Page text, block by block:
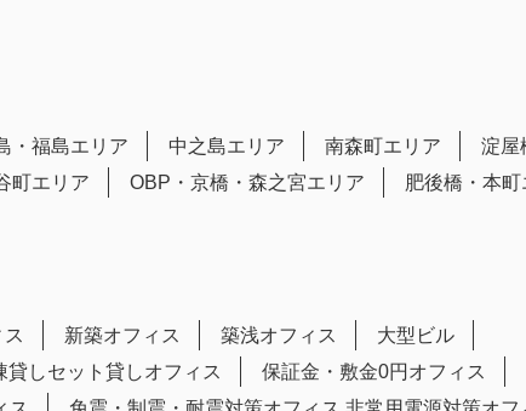
・福島エリア 中之島エリア 南森町エリア
淀屋
町エリア OBP・京橋・森之宮エリア 肥後橋・本町
新築オフィス 築浅オフィス
大型ビル
貸しセット貸しオフィス
保証金・敷金0円オフィス